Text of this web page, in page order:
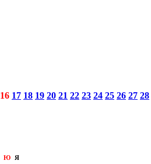
16 17 18 19 20 21 22 23 24 25 26 27 28
Ю Я